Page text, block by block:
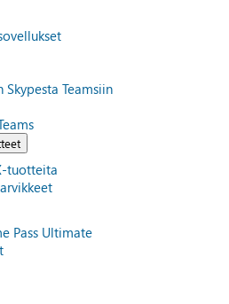
Skypesta Teamsiin
tuotteita
Pass Ultimate